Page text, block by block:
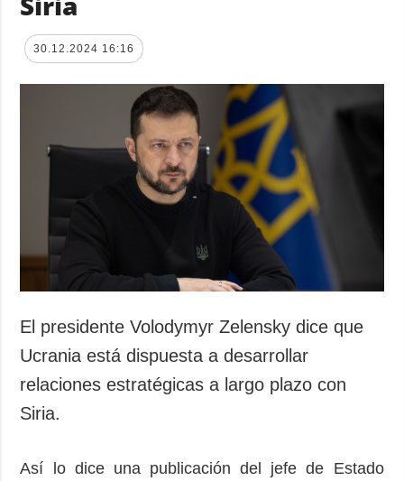
Reconstrucción
de Ucrania
Política
Sociedad y
Deportes
Crimen
Desastres y
emergencias
Política de
privacidad y
protección de
datos personales
ADICIONAL
Podcasts
Publicaciones
Video
SERVICIOS
Suscripción
Banco de
imágenes
30.12.2024 16:16
El presidente Volodymyr Zelensky dice que
Ucrania está dispuesta a desarrollar
relaciones estratégicas a largo plazo con
Siria.
Así lo dice una publicación del jefe de Estado